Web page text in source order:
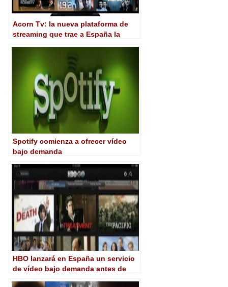
Acorn Tv: la nueva plataforma de
streaming que trae a España la
Spotify comienza a ofrecer vídeo
bajo demanda
HBO lanzará en España un servicio
de vídeo bajo demanda antes de